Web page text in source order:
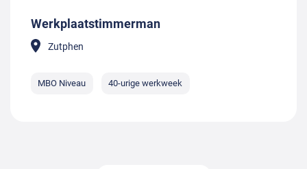
Werkplaatstimmerman
Zutphen
MBO Niveau 40-urige werkweek